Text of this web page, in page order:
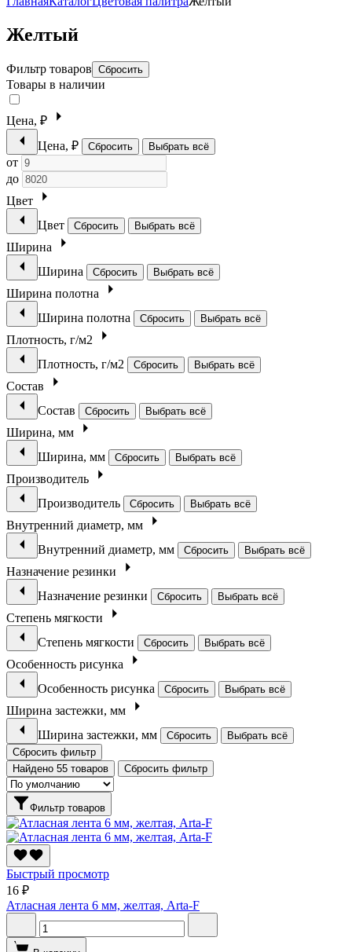
Желтый
Фильтр товаров Сбросить
Товары в наличии
Цена, ₽
Цена, ₽
Сбросить Выбрать всё
от
до
Цвет
Цвет
Сбросить Выбрать всё
Ширина
Ширина
Сбросить Выбрать всё
Ширина полотна
Ширина полотна
Сбросить Выбрать всё
Плотность, г/м2
Плотность, г/м2
Сбросить Выбрать всё
Состав
Состав
Сбросить Выбрать всё
Ширина, мм
Ширина, мм
Сбросить Выбрать всё
Производитель
Производитель
Сбросить Выбрать всё
Внутренний диаметр, мм
Внутренний диаметр, мм
Сбросить Выбрать всё
Назначение резинки
Назначение резинки
Сбросить Выбрать всё
Степень мягкости
Степень мягкости
Сбросить Выбрать всё
Особенность рисунка
Особенность рисунка
Сбросить Выбрать всё
Ширина застежки, мм
Ширина застежки, мм
Сбросить
Выбрать всё
Сбросить фильтр
Найдено 55 товаров
Сбросить фильтр
Фильтр товаров
Быстрый просмотр
16 ₽
Атласная лента 6 мм, желтая, Arta-F